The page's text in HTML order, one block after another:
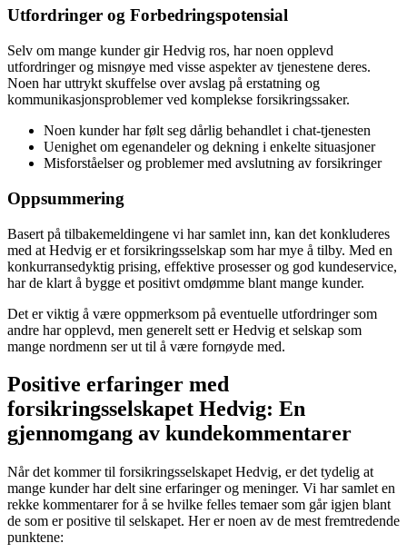
Utfordringer og Forbedringspotensial
Selv om mange kunder gir Hedvig ros, har noen opplevd
utfordringer og misnøye med visse aspekter av tjenestene deres.
Noen har uttrykt skuffelse over avslag på erstatning og
kommunikasjonsproblemer ved komplekse forsikringssaker.
Noen kunder har følt seg dårlig behandlet i chat-tjenesten
Uenighet om egenandeler og dekning i enkelte situasjoner
Misforståelser og problemer med avslutning av forsikringer
Oppsummering
Basert på tilbakemeldingene vi har samlet inn, kan det konkluderes
med at Hedvig er et forsikringsselskap som har mye å tilby. Med en
konkurransedyktig prising, effektive prosesser og god kundeservice,
har de klart å bygge et positivt omdømme blant mange kunder.
Det er viktig å være oppmerksom på eventuelle utfordringer som
andre har opplevd, men generelt sett er Hedvig et selskap som
mange nordmenn ser ut til å være fornøyde med.
Positive erfaringer med
forsikringsselskapet Hedvig: En
gjennomgang av kundekommentarer
Når det kommer til forsikringsselskapet Hedvig, er det tydelig at
mange kunder har delt sine erfaringer og meninger. Vi har samlet en
rekke kommentarer for å se hvilke felles temaer som går igjen blant
de som er positive til selskapet. Her er noen av de mest fremtredende
punktene: